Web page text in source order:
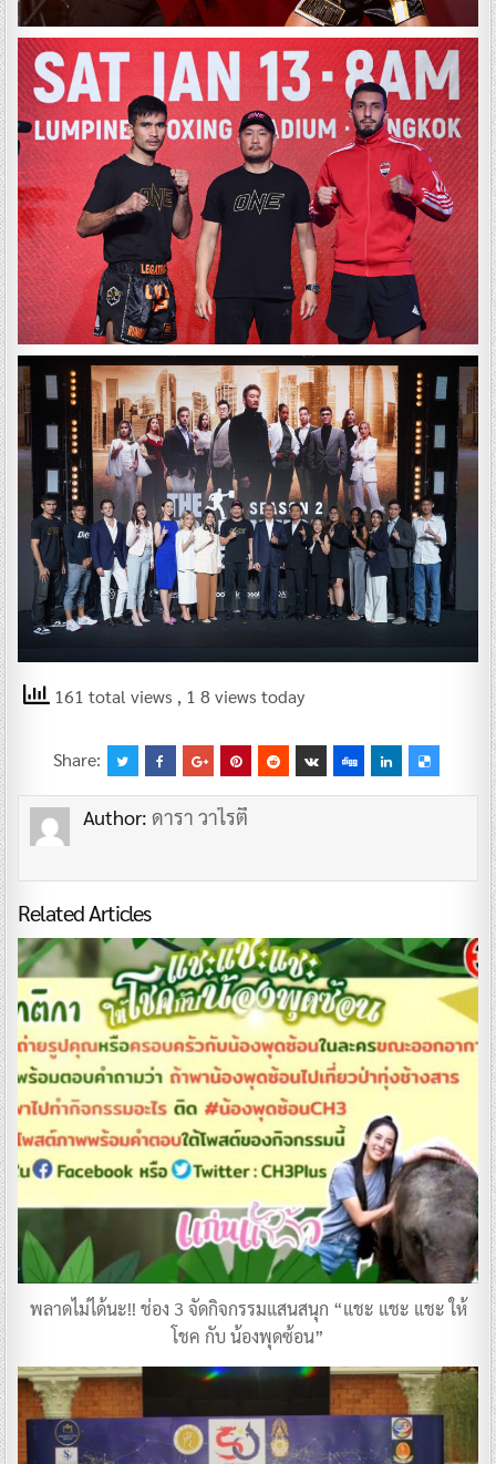
161 total views , 1 8 views today
Share:
Author: ดารา วาไรตี้
Related Articles
พลาดไม่ได้นะ!! ช่อง 3 จัดกิจกรรมแสนสนุก “แชะ แชะ แชะ ให้
โชค กับ น้องพุดซ้อน”